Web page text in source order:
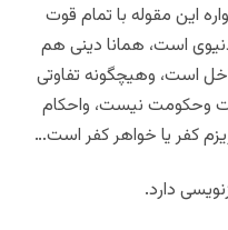
این مقوله با تمام قوت
است، همانا دینی هم
است، وهیچگونه تفاوتی
وحکومت نیست، واحکام
کفر یا خواهر کفر است…
دارد.